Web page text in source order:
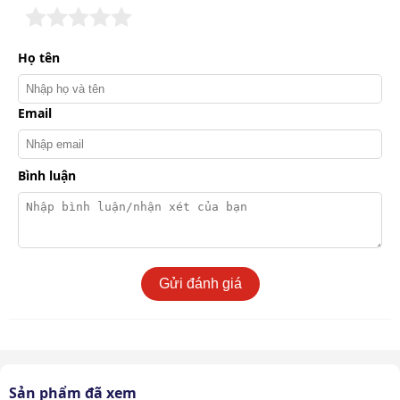
Hiệu quả làm sạch của máy lên đến 2000m2/h
Họ tên
Email
Bình luận
Gửi đánh giá
Sản phẩm đã xem